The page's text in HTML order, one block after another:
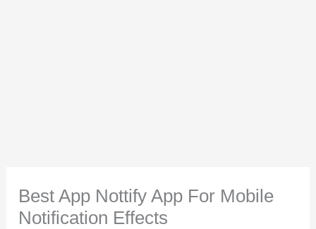
Best App Nottify App For Mobile
Notification Effects